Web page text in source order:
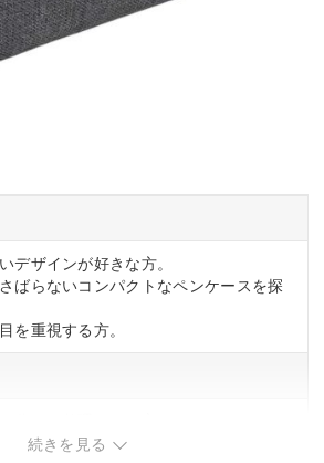
デザインが好きな方。
ばらないコンパクトなペンケースを探
を重視する方。
続きを見る